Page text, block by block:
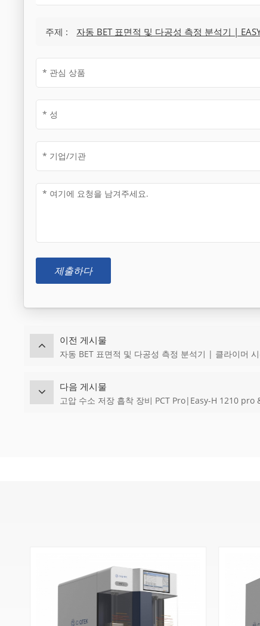
주제 : 자동 BET 표면적 및 다공성 측정 분석기 |
제출하다
이전 게시물
자동 BET 표면적 및 다공성 측정 분석기 | 클라이머
다음 게시물
고압 수소 저장 흡착 장비 PCT Pro|Easy-H 1210 pro